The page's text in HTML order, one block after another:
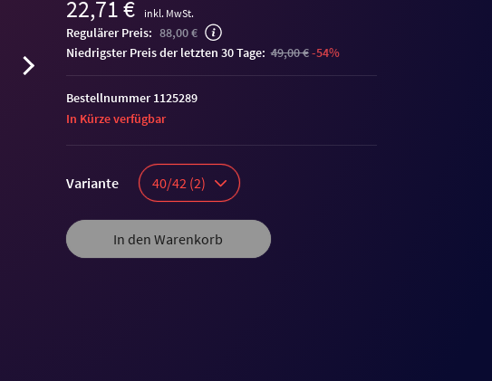
22,71 € inkl. MwSt.
Regulärer Preis: 88,00 €
niedrigster Preis der letzten 30 Tage: 49,00 €-54%
Variante 40/42 (2)
In den Warenkorb
Bestellnummer 1125289
In Kürze verfügbar